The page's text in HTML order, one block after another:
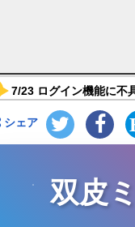
ャラ紹介
7/23 ログイン機能に不
シェア
双皮